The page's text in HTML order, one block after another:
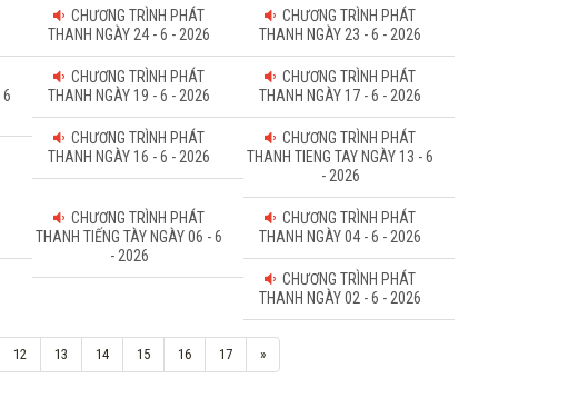
CHƯƠNG TRÌNH PHÁT
THANH NGÀY 24 - 6 - 2026
CHƯƠNG TRÌNH PHÁT
THANH NGÀY 23 - 6 - 2026
6
CHƯƠNG TRÌNH PHÁT
THANH NGÀY 19 - 6 - 2026
CHƯƠNG TRÌNH PHÁT
THANH NGÀY 17 - 6 - 2026
CHƯƠNG TRÌNH PHÁT
THANH NGÀY 16 - 6 - 2026
CHƯƠNG TRÌNH PHÁT
THANH TIENG TAY NGÀY 13 - 6
- 2026
CHƯƠNG TRÌNH PHÁT
THANH TIẾNG TÀY NGÀY 06 - 6
- 2026
CHƯƠNG TRÌNH PHÁT
THANH NGÀY 04 - 6 - 2026
CHƯƠNG TRÌNH PHÁT
THANH NGÀY 02 - 6 - 2026
12 13 14 15 16 17 »